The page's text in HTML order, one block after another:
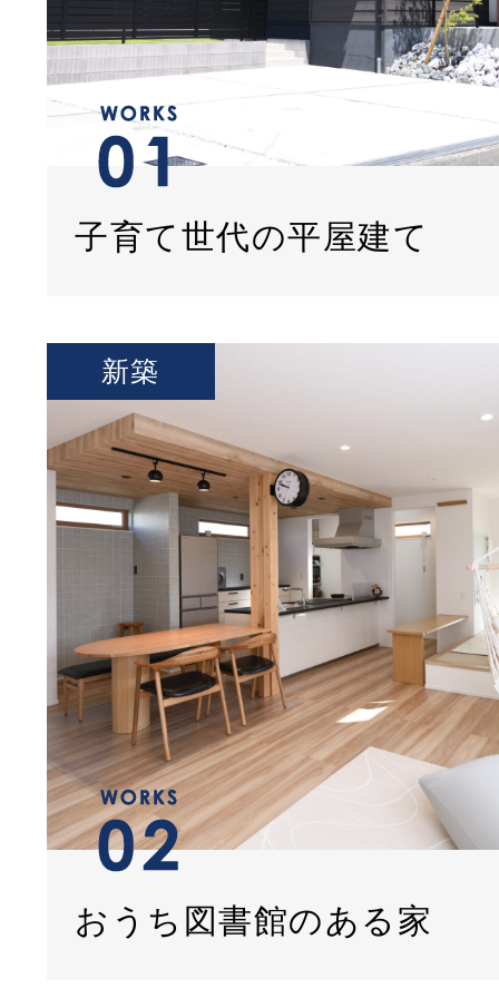
子育て世代の平屋建て
おうち図書館のある家
新築